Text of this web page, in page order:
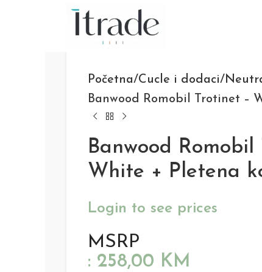
Početna Cucle i dodaci
Banwood Romobil Trotinet –
Banwood
White + Pletena
Login to see prices
MSRP
: 258,00 KM